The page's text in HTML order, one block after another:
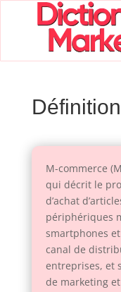
M-commerce
qui décrit le
d’achat
périphériques
smartphones et
canal de
entreprises, et
de marketing